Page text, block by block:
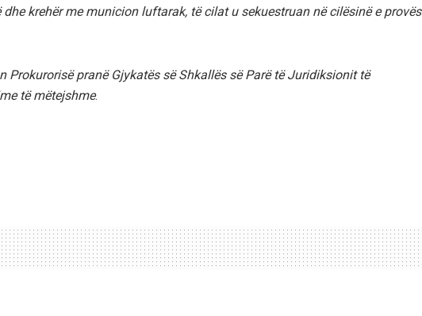
krehër me municion luftarak, të cilat u sekuestruan në cilësinë e provës
Prokurorisë pranë Gjykatës së Shkallës së Parë të Juridiksionit të
të mëtejshme.